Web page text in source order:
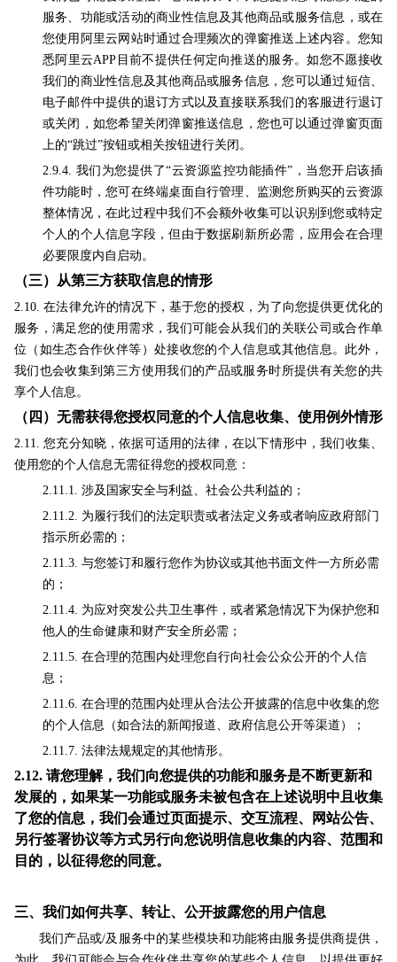
服务、功能或活动的商业性信息及其他商品或服务信息，或在
您使用阿里云网站时通过合理频次的弹窗推送上述内容。您知
悉阿里云APP目前不提供任何定向推送的服务。如您不愿接收
我们的商业性信息及其他商品或服务信息，您可以通过短信、
电子邮件中提供的退订方式以及直接联系我们的客服进行退订
或关闭，如您希望关闭弹窗推送信息，您也可以通过弹窗页面
上的“跳过”按钮或相关按钮进行关闭。
2.9.4. 我们为您提供了“云资源监控功能插件”，当您开启该插
件功能时，您可在终端桌面自行管理、监测您所购买的云资源
整体情况，在此过程中我们不会额外收集可以识别到您或特定
个人的个人信息字段，但由于数据刷新所必需，应用会在合理
必要限度内自启动。
（三）从第三方获取信息的情形
2.10. 在法律允许的情况下，基于您的授权，为了向您提供更优化的
服务，满足您的使用需求，我们可能会从我们的关联公司或合作单
位（如生态合作伙伴等）处接收您的个人信息或其他信息。此外，
我们也会收集到第三方使用我们的产品或服务时所提供有关您的共
享个人信息。
（四）无需获得您授权同意的个人信息收集、使用例外情形
2.11. 您充分知晓，依据可适用的法律，在以下情形中，我们收集、
使用您的个人信息无需征得您的授权同意：
2.11.1. 涉及国家安全与利益、社会公共利益的；
2.11.2. 为履行我们的法定职责或者法定义务或者响应政府部门
指示所必需的；
2.11.3. 与您签订和履行您作为协议或其他书面文件一方所必需
的；
2.11.4. 为应对突发公共卫生事件，或者紧急情况下为保护您和
他人的生命健康和财产安全所必需；
2.11.5. 在合理的范围内处理您自行向社会公众公开的个人信
息；
2.11.6. 在合理的范围内处理从合法公开披露的信息中收集的您
的个人信息（如合法的新闻报道、政府信息公开等渠道）；
2.11.7. 法律法规规定的其他情形。
2.12. 请您理解，我们向您提供的功能和服务是不断更新和
发展的，如果某一功能或服务未被包含在上述说明中且收集
了您的信息，我们会通过页面提示、交互流程、网站公告、
另行签署协议等方式另行向您说明信息收集的内容、范围和
目的，以征得您的同意。
三、 我们如何共享、转让、公开披露您的用户信息
我们产品或/及服务中的某些模块和功能将由服务提供商提供，